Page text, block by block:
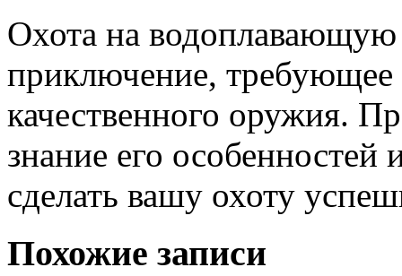
Охота на
приключение,
качественного оружия.
знание его особенностей
сделать вашу охоту
Похожие записи